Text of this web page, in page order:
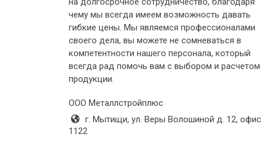
Груз до 6 м, вес до 3 тн
Груз до 6 м, вес до 5 тн
Груз до 6 м, вес до 8 тн
Груз до 12 м, вес до 20 тн
чему мы всегда имеем возможность давать
гибкие цены. Мы являемся профессионалами
своего дела, вы можете не сомневаться в
компетентности нашего персонала, который
всегда рад помочь вам с выбором и расчетом
продукции.
ООО Металлстройплюс
г. Мытищи, ул. Веры Волошиной д. 12, офис
1122